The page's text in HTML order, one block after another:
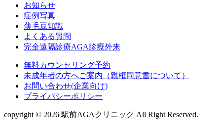
お知らせ
症例写真
薄毛豆知識
よくある質問
完全遠隔診療AGA診療外来
無料カウンセリング予約
未成年者の方へご案内（親権同意書について）
お問い合わせ(企業向け)
プライパシーポリシー
copyright © 2026 駅前AGAクリニック All Right Reserved.